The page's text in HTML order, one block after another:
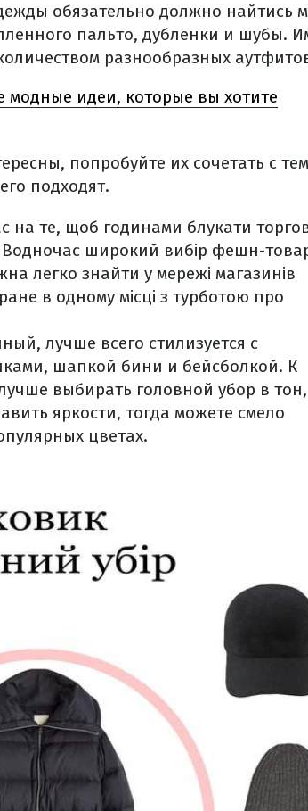
обязательно должно найтись
пальто, дубленки и шубы.
разнообразных
модные идеи, которые вы хотите
попробуйте их сочетать с
подходят.
на те, щоб годинами блукати
широкий вибір фешн-
легко знайти у мережі магазинів
в одному місці з турботою про
лучше всего стилизуется с
шапкой бини и бейсболкой. К
выбирать головной убор в тон,
яркости, тогда можете смело
цветах.